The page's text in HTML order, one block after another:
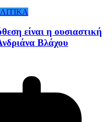
είναι η ουσιαστική
Βλάχου